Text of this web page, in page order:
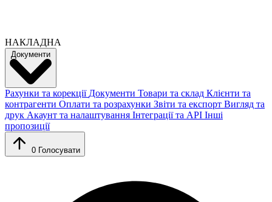
НАКЛАДНА
Документи
Рахунки та корекції Документи Товари та склад Клієнти та
контрагенти Оплати та розрахунки Звіти та експорт Вигляд та
друк Акаунт та налаштування Інтеграції та API Інші
пропозиції
0 Голосувати